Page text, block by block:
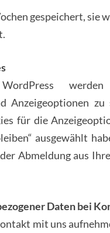
gespeichert, sie
Anzeigeoptionen zu
für die
ausgewählt
Abmeldung aus
Daten bei
mit uns